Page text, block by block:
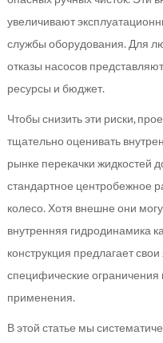
увеличивают
службы оборудования. Для
отказы насосов
ресурсы и бюджет.
Чтобы снизить эти риски,
тщательно оценивать
рынке перекачки жидкостей
стандартное центробежное
колесо. Хотя внешне они
внутренняя гидродинамика
конструкция предлагает
специфические ограничения
применения.
В этой статье мы